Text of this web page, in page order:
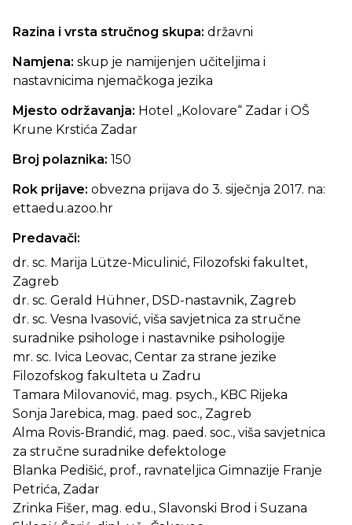
Razina i vrsta stručnog skupa: državni
Namjena: skup je namijenjen učiteljima i
nastavnicima njemačkoga jezika
Mjesto održavanja: Hotel „Kolovare“ Zadar i OŠ
Krune Krstića Zadar
Broj polaznika: 150
Rok prijave: obvezna prijava do 3. siječnja 2017. na:
ettaedu.azoo.hr
Predavači:
dr. sc. Marija Lütze-Miculinić, Filozofski fakultet,
Zagreb
dr. sc. Gerald Hühner, DSD-nastavnik, Zagreb
dr. sc. Vesna Ivasović, viša savjetnica za stručne
suradnike psihologe i nastavnike psihologije
mr. sc. Ivica Leovac, Centar za strane jezike
Filozofskog fakulteta u Zadru
Tamara Milovanović, mag. psych., KBC Rijeka
Sonja Jarebica, mag. paed soc., Zagreb
Alma Rovis-Brandić, mag. paed. soc., viša savjetnica
za stručne suradnike defektologe
Blanka Pedišić, prof., ravnateljica Gimnazije Franje
Petrića, Zadar
Zrinka Fišer, mag. edu., Slavonski Brod i Suzana